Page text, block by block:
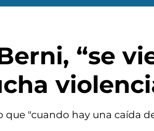
“se
"cuando hay una caída